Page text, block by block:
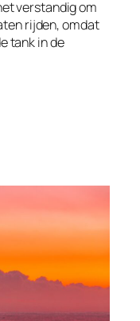
verstandig om
rijden, omdat
tank in de